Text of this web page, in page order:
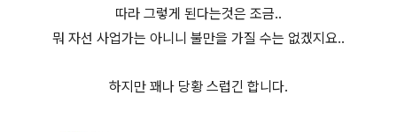
따라 그렇게 된다는것은 조금..
뭐 자선 사업가는 아니니 불만을 가질 수는 없겠지요..
하지만 꽤나 당황 스럽긴 합니다.